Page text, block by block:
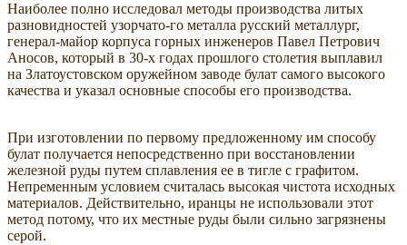
Наиболее полно исследовал методы производства литых
разновидностей узорчато-го металла русский металлург,
генерал-майор корпуса горных инженеров Павел Петрович
Аносов, который в 30-х годах прошлого столетия выплавил
на Златоустовском оружейном заводе булат самого высокого
качества и указал основные способы его производства.
При изготовлении по первому предложенному им способу
булат получается непосредственно при восстановлении
железной руды путем сплавления ее в тигле с графитом.
Непременным условием считалась высокая чистота исходных
материалов. Действительно, иранцы не использовали этот
метод потому, что их местные руды были сильно загрязнены
серой.